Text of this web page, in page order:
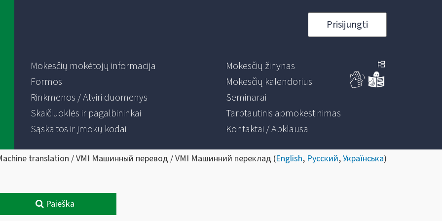
Prisijungti
Mokesčių mokėtojų informacija
Formos
Rinkmenos / Atviri duomenys
Skaičiuoklės ir pagalbininkai
Sąskaitos ir įmokų kodai
Mokesčių žinynas
Mokesčių kalendorius
Seminarai
Tarptautinis apmokestinimas
Kontaktai / Apklausa
translation / VMI Машинный перевод / VMI Машинний переклад (English, Русский,Українська)
Paieška